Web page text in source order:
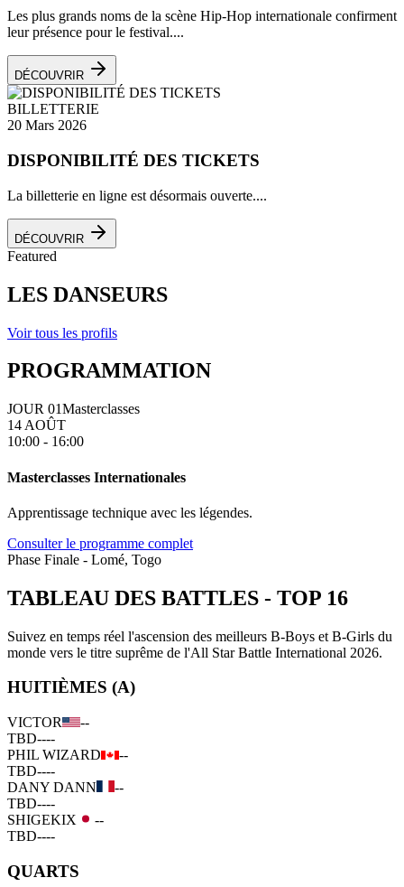
Les plus grands noms de la scène Hip-Hop internationale confirment
leur présence pour le festival....
DÉCOUVRIR
BILLETTERIE
20 Mars 2026
DISPONIBILITÉ DES TICKETS
La billetterie en ligne est désormais ouverte....
DÉCOUVRIR
Featured
LES DANSEURS
Voir tous les profils
PROGRAMMATION
JOUR 01Masterclasses
14 AOÛT
10:00 - 16:00
Masterclasses Internationales
Apprentissage technique avec les légendes.
Consulter le programme complet
Phase Finale - Lomé, Togo
TABLEAU DES BATTLES - TOP 16
Suivez en temps réel l'ascension des meilleurs B-Boys et B-Girls du
monde vers le titre suprême de l'All Star Battle International 2026.
HUITIÈMES (A)
VICTOR
--
TBD----
PHIL WIZARD
--
TBD----
DANY DANN
--
TBD----
SHIGEKIX
--
TBD----
QUARTS